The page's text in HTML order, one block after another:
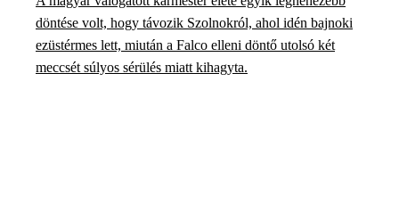
döntése volt, hogy távozik Szolnokról, ahol idén bajnoki
ezüstérmes lett, miután a Falco elleni döntő utolsó két
meccsét súlyos sérülés miatt kihagyta.